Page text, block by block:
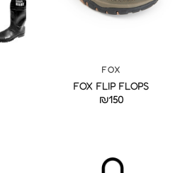
FOX
FOX FLIP FLOPS
₪150